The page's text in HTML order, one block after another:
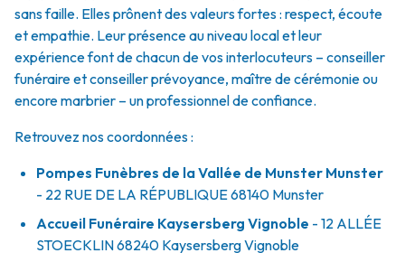
sans faille. Elles prônent des valeurs fortes : respect, écoute
et empathie. Leur présence au niveau local et leur
expérience font de chacun de vos interlocuteurs – conseiller
funéraire et conseiller prévoyance, maître de cérémonie ou
encore marbrier – un professionnel de confiance.
Retrouvez nos coordonnées :
Pompes Funèbres de la Vallée de Munster Munster
- 22 RUE DE LA RÉPUBLIQUE68140 Munster
Accueil Funéraire Kaysersberg Vignoble - 12 ALLÉE
STOECKLIN68240 Kaysersberg Vignoble